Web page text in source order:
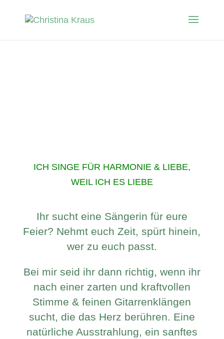
ICH SINGE FÜR HARMONIE & LIEBE,
WEIL ICH ES LIEBE
Ihr sucht eine Sängerin für eure
Feier? Nehmt euch Zeit, spürt hinein,
wer zu euch passt.
Bei mir seid ihr dann richtig, wenn ihr
nach einer zarten und kraftvollen
Stimme & feinen Gitarrenklängen
sucht, die das Herz berühren. Eine
natürliche Ausstrahlung, ein sanftes